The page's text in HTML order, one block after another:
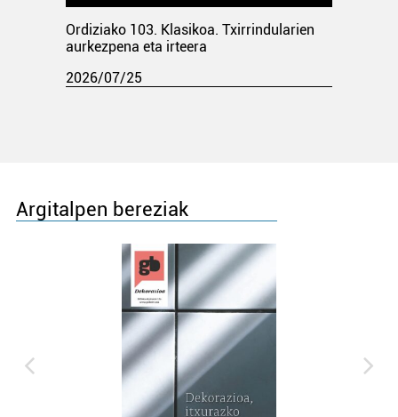
Ordiziako 103. Klasikoa. Txirrindularien
aurkezpena eta irteera
2026/07/25
Argitalpen bereziak